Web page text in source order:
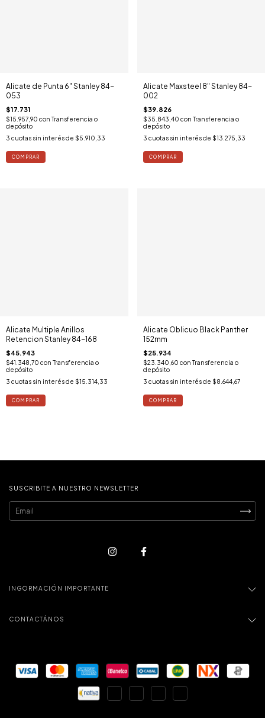
Alicate de Punta 6" Stanley 84-
053
$17.731
$15.957,90 con Transferencia o
depósito
3 cuotas sin interés de $5.910,33
Alicate Maxsteel 8" Stanley 84-
002
$39.826
$35.843,40 con Transferencia o
depósito
3 cuotas sin interés de $13.275,33
Alicate Multiple Anillos
Retencion Stanley 84-168
$45.943
$41.348,70 con Transferencia o
depósito
3 cuotas sin interés de $15.314,33
Alicate Oblicuo Black Panther
152mm
$25.934
$23.340,60 con Transferencia o
depósito
3 cuotas sin interés de $8.644,67
SUSCRIBITE A NUESTRO NEWSLETTER
INGORMACIÓN IMPORTANTE
CONTACTÁNOS